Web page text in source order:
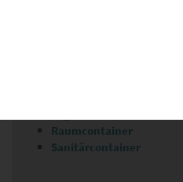
Raumcontainer
Sanitärcontainer